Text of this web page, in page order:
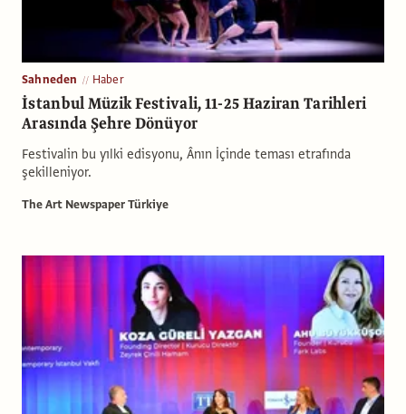
Sahneden Haber
İstanbul Müzik Festivali, 11-25 Haziran Tarihleri
Arasında Şehre Dönüyor
Festivalin bu yılki edisyonu, Ânın İçinde teması etrafında
şekilleniyor.
The Art Newspaper Türkiye